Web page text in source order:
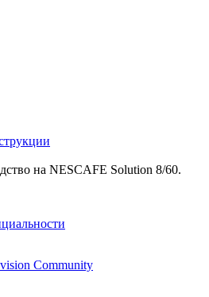
на NESCAFE Solution 8/60.
Community